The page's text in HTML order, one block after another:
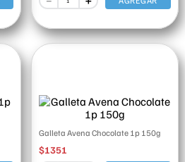
Galleta Avena Chocolate 1p 150g
$1351